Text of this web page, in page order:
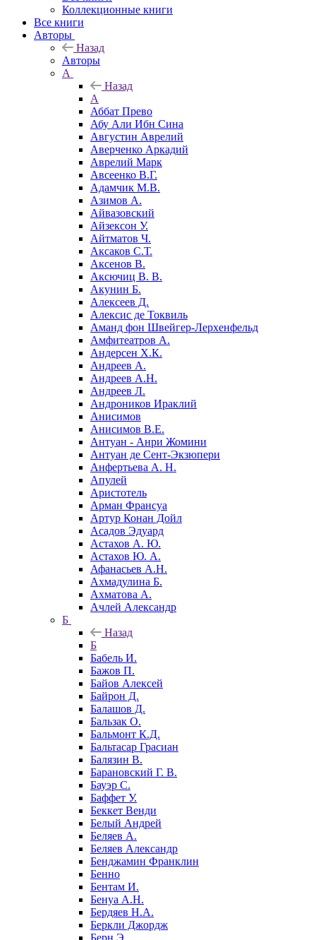
Коллекционные книги
Все книги
Авторы
Назад
Авторы
А
Назад
А
Аббат Прево
Абу Али Ибн Сина
Августин Аврелий
Аверченко Аркадий
Аврелий Марк
Авсеенко В.Г.
Адамчик М.В.
Азимов А.
Айвазовский
Айзексон У.
Айтматов Ч.
Аксаков С.Т.
Аксенов В.
Аксючиц В. В.
Акунин Б.
Алексеев Д.
Алексис де Токвиль
Аманд фон Швейгер-Лерхенфельд
Амфитеатров А.
Андерсен Х.К.
Андреев А.
Андреев А.Н.
Андреев Л.
Андроников Ираклий
Анисимов
Анисимов В.Е.
Антуан - Анри Жомини
Антуан де Сент-Экзюпери
Анфертьева А. Н.
Апулей
Аристотель
Арман Франсуа
Артур Конан Дойл
Асадов Эдуард
Астахов А. Ю.
Астахов Ю. А.
Афанасьев А.Н.
Ахмадулина Б.
Ахматова А.
Ачлей Александр
Б
Назад
Б
Бабель И.
Бажов П.
Байов Алексей
Байрон Д.
Балашов Д.
Бальзак О.
Бальмонт К.Д.
Бальтасар Грасиан
Балязин В.
Барановский Г. В.
Бауэр С.
Баффет У.
Беккет Венди
Белый Андрей
Беляев А.
Беляев Александр
Бенджамин Франклин
Бенно
Бентам И.
Бенуа А.Н.
Бердяев Н.А.
Беркли Джордж
Берн Э.